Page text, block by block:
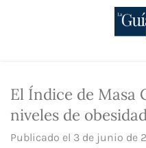
El Índice de Masa
niveles de
Publicado el 3 de junio de